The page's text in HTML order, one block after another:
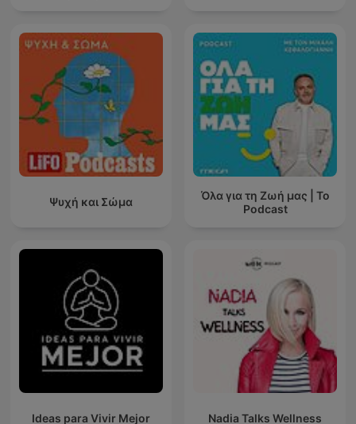
Ψυχή και Σώμα
Όλα για τη Ζωή μας | Το
Podcast
Ideas para Vivir Mejor Nadia Talks Wellness